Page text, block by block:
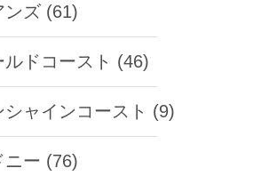
ズ (61)
ドコースト (46)
ャインコースト (9)
ー (76)